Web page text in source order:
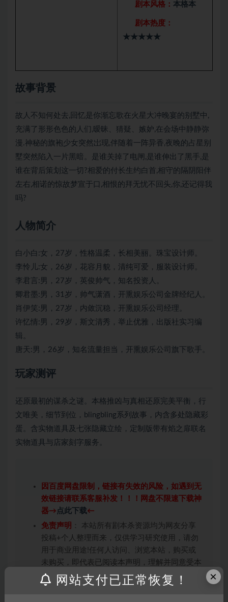
剧本风格： 本格本
剧本热度：
★★★★★
故事背景
故人不知何处去,回忆是你渐忘歌在火星大冲晚宴的别墅中,
充满了形形色色的人们,暧昧、猜疑、嫉妒,在会场中静静弥
漫.神秘的旗袍少女突然岀现,伴随着一阵异香,夜晚的占星别
墅突然陷入一片黑暗。是谁关掉了电闸,是谁伸出了黑手,是
谁在背后策划这一切?相爱的付长生约白首,相守的隔阴阳伴
左右,相诺的惊故梦宣于口,相恨的拜无忧不回头,你,还记得我
吗?
人物简介
白小白:女，27岁，性格温柔，长相美丽。珠宝设计师。
李怜儿:女，26岁，花容月貌，清纯可爱，服装设计师。
李君言:男，27岁，英俊帅气，知名投资人。
卿君墨:男，31岁，帅气潇酒，开熏娱乐公司金牌经纪人。
肖伊笑:男，27岁，内敛沉稳，开熏娱乐公司经理。
许忆情:男，29岁，斯文清秀，举止优雅，出版社实习编
辑。
唐天:男，26岁，知名流量担当，开熏娱乐公司旗下歌手。​​​​
玩家测评
还原最初的谋杀之谜。本格推凶与真相还原完美平衡，行
文唯美，细节到位，blingbling系列故事，内含多处隐藏彩
蛋。含实物道具及七张隐藏立绘，定制版带有焰之扉联名
实物道具与店家刻字服务。
因百度网盘限制，链接有失效的风险，如遇到无
效链接请联系客服补发！！！网盘不限速下载神
器→ 点此下载←
免责声明 ： 本站所有剧本杀资源均为网友分享
投稿+个人整理而来，仅供学习研究使用，请勿
用于商业用途!任何人访问、浏览本站，购买或
未购买，即代表已阅读本声明，理解并同意受本
条约约束，并遵守所有适用的法律法规。
×
网站支付已正常恢复！